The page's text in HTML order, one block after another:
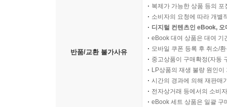
반품/교환 불가사유
복제가 가능한 상품 등의
소비자의 요청에 따라 개별
디지털 컨텐츠인 eBook,
eBook 대여 상품은 대여 기
모바일 쿠폰 등록 후 취소/
중고상품이 구매확정(자동
LP상품의 재생 불량 원인
시간의 경과에 의해 재판매
전자상거래 등에서의 소비
eBook 세트 상품은 일괄 구